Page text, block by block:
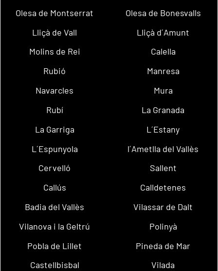
Olesa de Montserrat
Olesa de Bonesvalls
Lliçà de Vall
Lliçà d´Amunt
Molins de Rei
Calella
Rubió
Manresa
Navarcles
Mura
Rubí
La Granada
La Garriga
L´Estany
L´Espunyola
l´Ametlla del Vallès
Cervelló
Sallent
Callús
Calldetenes
Badia del Vallès
Vilassar de Dalt
Vilanova i la Geltrú
Polinyà
Pobla de Lillet
Pineda de Mar
Castellbisbal
Vilada